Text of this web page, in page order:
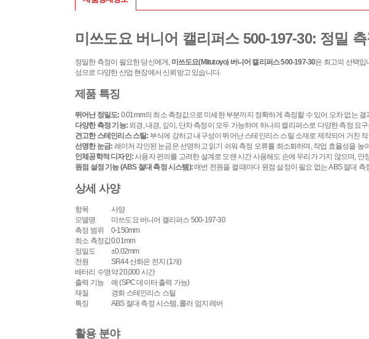
미쓰도요 버니어 캘리퍼스 500-197-30: 정밀
정밀한 측정이 필요한 당신에게, 미쓰도요(Mitutoyo) 버니어 캘리퍼스 500-197-30은 최고의 선택입
성으로 다양한 산업 현장에서 신뢰받고 있습니다.
제품 특징
뛰어난 정밀도: 0.01mm의 최소 측정값으로 미세한 부분까지 정확하게 측정할 수 있어 오차 없는
다양한 측정 기능: 외경, 내경, 깊이, 단차 측정이 모두 가능하여 하나의 캘리퍼스로 다양한 측정 요
견고한 스테인리스 스틸: 부식에 강하고 내구성이 뛰어난 스테인리스 스틸 소재로 제작되어 거친
선명한 눈금: 레이저 각인된 눈금은 선명하고 읽기 쉬워 측정 오류를 최소화하며, 작업 효율성을 높
인체공학적 디자인: 사용자 편의를 고려한 설계로 오랜 시간 사용해도 손에 무리가 가지 않으며, 안
원점 설정 기능 (ABS 절대 측정 시스템):매번 전원을 켤 때마다 원점 설정이 필요 없는 ABS 절대
상세 사양
항목
사양
모델명
미쓰도요 버니어 캘리퍼스 500-197-30
측정 범위
0-150mm
최소 측정값0.01mm
정밀도
±0.02mm
전원
SR44 산화은 전지 (1개)
배터리 수명약 20,000 시간
출력 기능
예 (SPC 데이터 출력 가능)
재질
경화 스테인리스 스틸
특징
ABS 절대 측정 시스템, 롤러 엄지 레버
활용 분야